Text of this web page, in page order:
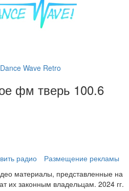
Dance Wave Retro
фм тверь 100.6
радио
Размещение рекламы
материалы, представленные на
их законным владельцам. 2024 гг.